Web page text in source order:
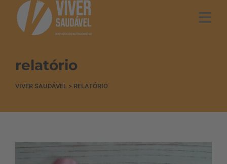
relatório
VIVER SAUDÁVEL > RELATÓRIO